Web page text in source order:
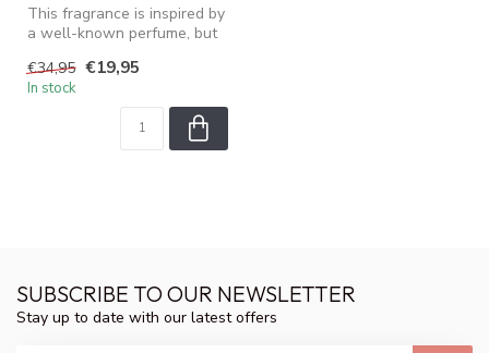
This fragrance is inspired by
a well-known perfume, but
€34,95 €19,95
In stock
SUBSCRIBE TO OUR NEWSLETTER
Stay up to date with our latest offers